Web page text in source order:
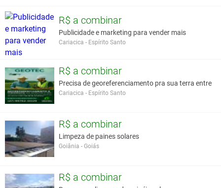
R$ a combinar
Publicidade e marketing para vender mais
Cariacica - Espírito Santo
R$ a combinar
Precisa de georeferenciamento pra sua terra entre
Cariacica - Espírito Santo
R$ a combinar
Limpeza de paines solares
Goiânia - Goiás
R$ a combinar